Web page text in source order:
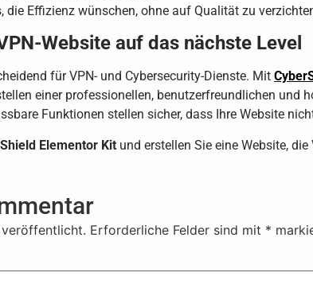
die Effizienz wünschen, ohne auf Qualität zu
Website auf das nächste Level
für VPN- und Cybersecurity-Dienste. Mit
einer professionellen, benutzerfreundlichen und
Funktionen stellen sicher, dass Ihre Website
Elementor Kit und erstellen Sie eine Website,
Erforderliche Felder sind mit *